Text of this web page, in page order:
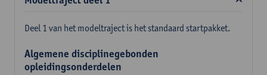
Deel 1 van het modeltraject is het standaard startpakket.
Algemene disciplinegebonden
opleidingsonderdelen